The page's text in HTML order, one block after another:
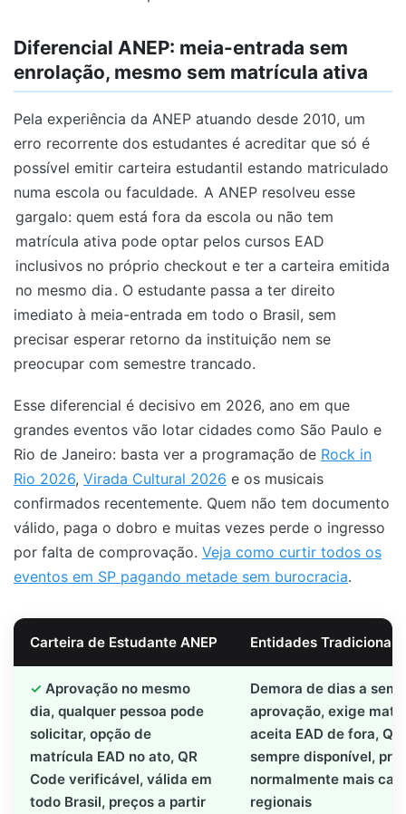
Diferencial ANEP: meia-entrada sem
enrolação, mesmo sem matrícula ativa
Pela experiência da ANEP atuando desde 2010, um
erro recorrente dos estudantes é acreditar que só é
possível emitir carteira estudantil estando matriculado
numa escola ou faculdade. A ANEP resolveu esse
gargalo: quem está fora da escola ou não tem
matrícula ativa pode optar pelos cursos EAD
inclusivos no próprio checkout e ter a carteira emitida
no mesmo dia . O estudante passa a ter direito
imediato à meia-entrada em todo o Brasil, sem
precisar esperar retorno da instituição nem se
preocupar com semestre trancado.
Esse diferencial é decisivo em 2026, ano em que
grandes eventos vão lotar cidades como São Paulo e
Rio de Janeiro: basta ver a programação de Rock in
Rio 2026, Virada Cultural 2026 e os musicais
confirmados recentemente. Quem não tem documento
válido, paga o dobro e muitas vezes perde o ingresso
por falta de comprovação. Veja como curtir todos os
eventos em SP pagando metade sem burocracia.
Carteira de Estudante ANEP Entidades Tradicionais
Aprovação no mesmo
dia, qualquer pessoa pode
solicitar, opção de
matrícula EAD no ato, QR
Code verificável, válida em
todo Brasil, preços a partir
Demora de dias a
aprovação, exige
aceita EAD de fora,
sempre disponível,
normalmente mais
regionais